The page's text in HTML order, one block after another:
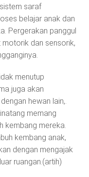
saraf
belajar anak dan
Pergerakan panggul
dan sensorik,
menutup
juga akan
hewan lain,.
memang
kembang mereka.
kembang anak,
dengan mengajak
ruangan.(artih)